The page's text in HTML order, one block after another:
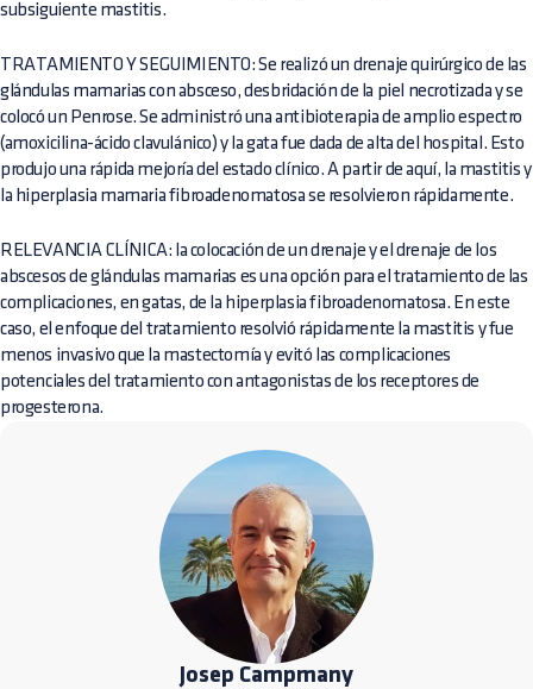
subsiguiente mastitis.
TRATAMIENTO Y SEGUIMIENTO: Se realizó un drenaje quirúrgico de las
glándulas mamarias con absceso, desbridación de la piel necrotizada y se
colocó un Penrose. Se administró una antibioterapia de amplio espectro
(amoxicilina-ácido clavulánico) y la gata fue dada de alta del hospital. Esto
produjo una rápida mejoría del estado clínico. A partir de aquí, la mastitis y
la hiperplasia mamaria fibroadenomatosa se resolvieron rápidamente.
RELEVANCIA CLÍNICA: la colocación de un drenaje y el drenaje de los
abscesos de glándulas mamarias es una opción para el tratamiento de las
complicaciones, en gatas, de la hiperplasia fibroadenomatosa. En este
caso, el enfoque del tratamiento resolvió rápidamente la mastitis y fue
menos invasivo que la mastectomía y evitó las complicaciones
potenciales del tratamiento con antagonistas de los receptores de
progesterona.
Josep Campmany